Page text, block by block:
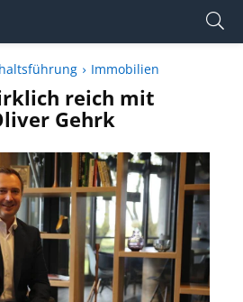
Immobilien
reich mit
Gehrk